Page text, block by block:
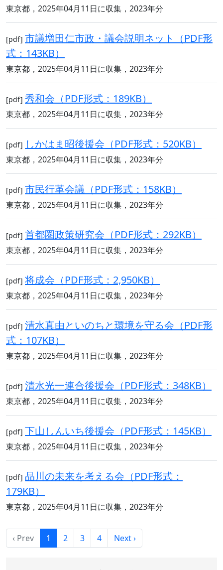
東京都，2025年04月11日に収集，2023年分
[pdf] 市議増田仁市政・議会説明ネット（PDF形
式：143KB）
東京都，2025年04月11日に収集，2023年分
[pdf] 秀和会（PDF形式：189KB）
東京都，2025年04月11日に収集，2023年分
[pdf] しかはま昭後援会（PDF形式：520KB）
東京都，2025年04月11日に収集，2023年分
[pdf] 市民行革会議（PDF形式：158KB）
東京都，2025年04月11日に収集，2023年分
[pdf] 首都圏政策研究会（PDF形式：292KB）
東京都，2025年04月11日に収集，2023年分
[pdf] 将成会（PDF形式：2,950KB）
東京都，2025年04月11日に収集，2023年分
[pdf] 清水真由といのちと環境を守る会（PDF形
式：107KB）
東京都，2025年04月11日に収集，2023年分
[pdf] 清水光一連合後援会（PDF形式：348KB）
東京都，2025年04月11日に収集，2023年分
[pdf] 下山しんいち後援会（PDF形式：145KB）
東京都，2025年04月11日に収集，2023年分
[pdf] 品川の未来を考える会（PDF形式：
179KB）
東京都，2025年04月11日に収集，2023年分
‹ Prev 1 2 3 4 Next ›